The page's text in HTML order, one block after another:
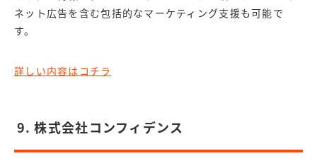
ネット広告を含む包括的なマーケティング支援も可能で
す。
詳しい内容はコチラ
9. 株式会社コンフィデンス